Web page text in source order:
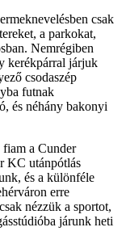
csak
a parkokat,
Nemrégiben
kerékpárral járjuk
csodaszép
futnak
és néhány bakonyi
a Cunder
KC utánpótlás
és a különféle
erre
nézzük a sportot,
járunk heti